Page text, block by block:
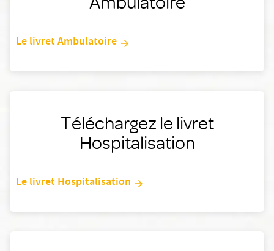
Le livret Ambulatoire
Téléchargez le livret
Hospitalisation
Le livret Hospitalisation